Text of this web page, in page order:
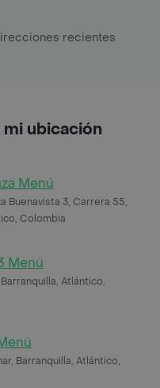
recientes
ubicación
Menú
Buenavista 3, Carrera 55,
Colombia
Menú
Atlántico,
Barranquilla, Atlántico,